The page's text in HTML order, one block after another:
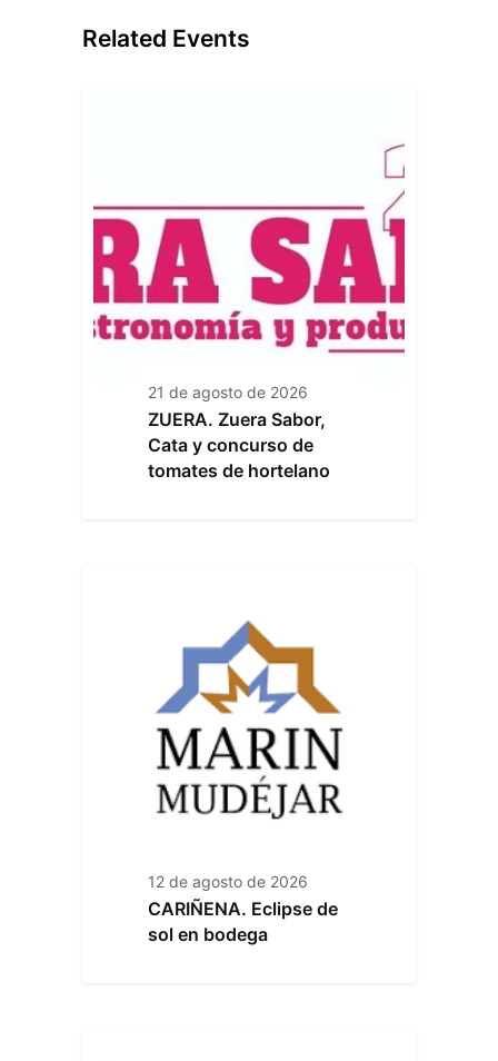
Related Events
21 de agosto de 2026
ZUERA. Zuera Sabor,
Cata y concurso de
tomates de hortelano
12 de agosto de 2026
CARIÑENA. Eclipse de
sol en bodega